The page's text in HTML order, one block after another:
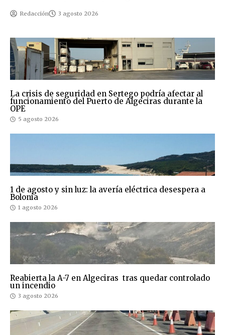
Redacción 3 agosto 2026
La crisis de seguridad en Sertego podría afectar al
funcionamiento del Puerto de Algeciras durante la
OPE
5 agosto 2026
1 de agosto y sin luz: la avería eléctrica desespera a
Bolonia
1 agosto 2026
Reabierta la A-7 en Algeciras tras quedar controlado
un incendio
3 agosto 2026